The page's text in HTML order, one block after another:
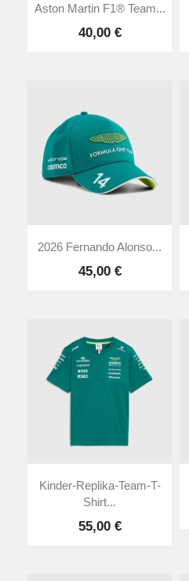
Aston Martin F1® Team...
40,00 €
2026 Fernando Alonso...
45,00 €
Kinder-Replika-Team-T-
Shirt...
55,00 €